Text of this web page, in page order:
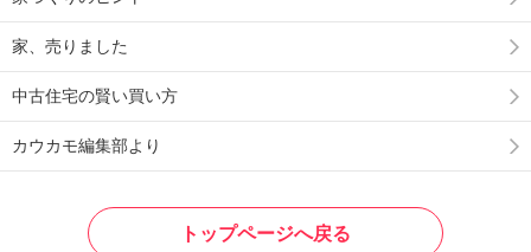
家、売りました
中古住宅の賢い買い方
カウカモ編集部より
トップページへ戻る